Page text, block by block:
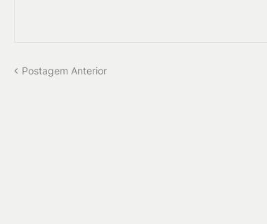
Postagem Anterior